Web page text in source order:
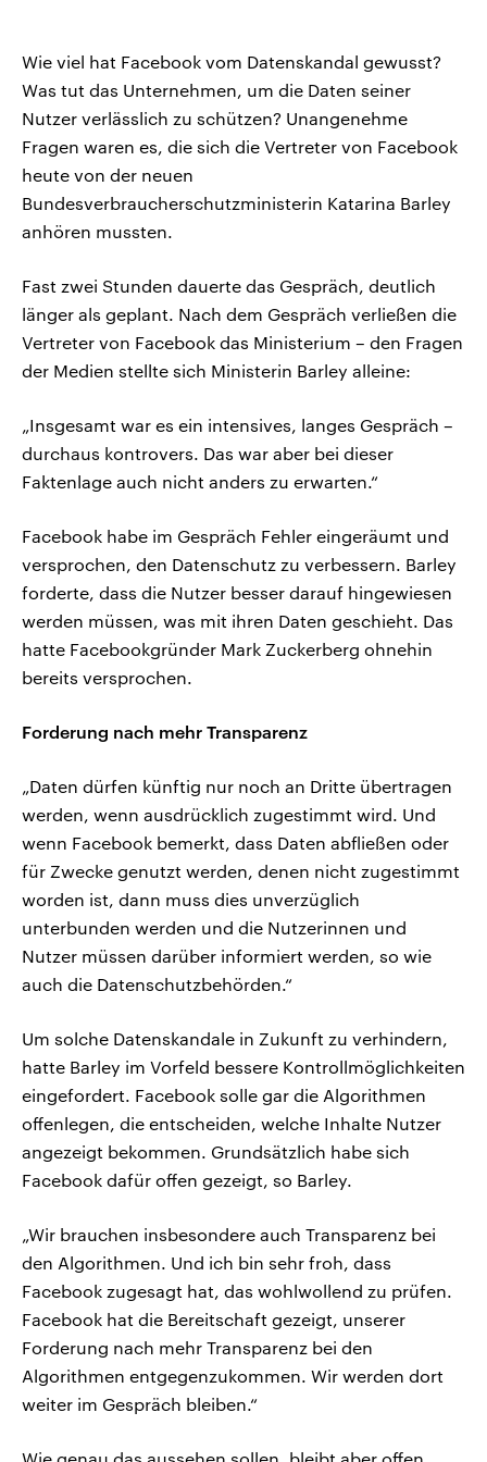
Wie viel hat Facebook vom Datenskandal gewusst?
Was tut das Unternehmen, um die Daten seiner
Nutzer verlässlich zu schützen? Unangenehme
Fragen waren es, die sich die Vertreter von Facebook
heute von der neuen
Bundesverbraucherschutzministerin Katarina Barley
anhören mussten.
Fast zwei Stunden dauerte das Gespräch, deutlich
länger als geplant. Nach dem Gespräch verließen die
Vertreter von Facebook das Ministerium – den Fragen
der Medien stellte sich Ministerin Barley alleine:
„Insgesamt war es ein intensives, langes Gespräch –
durchaus kontrovers. Das war aber bei dieser
Faktenlage auch nicht anders zu erwarten.“
Facebook habe im Gespräch Fehler eingeräumt und
versprochen, den Datenschutz zu verbessern. Barley
forderte, dass die Nutzer besser darauf hingewiesen
werden müssen, was mit ihren Daten geschieht. Das
hatte Facebookgründer Mark Zuckerberg ohnehin
bereits versprochen.
Forderung nach mehr Transparenz
„Daten dürfen künftig nur noch an Dritte übertragen
werden, wenn ausdrücklich zugestimmt wird. Und
wenn Facebook bemerkt, dass Daten abfließen oder
für Zwecke genutzt werden, denen nicht zugestimmt
worden ist, dann muss dies unverzüglich
unterbunden werden und die Nutzerinnen und
Nutzer müssen darüber informiert werden, so wie
auch die Datenschutzbehörden.“
Um solche Datenskandale in Zukunft zu verhindern,
hatte Barley im Vorfeld bessere Kontrollmöglichkeiten
eingefordert. Facebook solle gar die Algorithmen
offenlegen, die entscheiden, welche Inhalte Nutzer
angezeigt bekommen. Grundsätzlich habe sich
Facebook dafür offen gezeigt, so Barley.
„Wir brauchen insbesondere auch Transparenz bei
den Algorithmen. Und ich bin sehr froh, dass
Facebook zugesagt hat, das wohlwollend zu prüfen.
Facebook hat die Bereitschaft gezeigt, unserer
Forderung nach mehr Transparenz bei den
Algorithmen entgegenzukommen. Wir werden dort
weiter im Gespräch bleiben.“